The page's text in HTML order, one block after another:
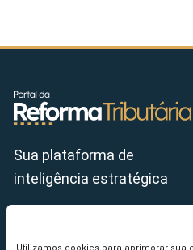
Sua plataforma de
inteligência estratégica